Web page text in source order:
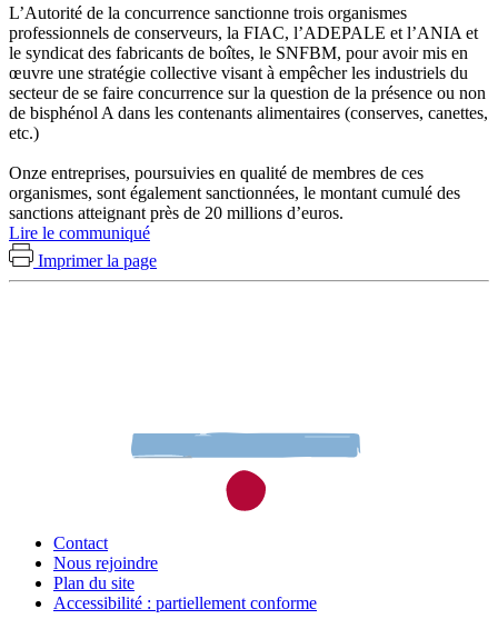
L’Autorité de la concurrence sanctionne trois organismes
professionnels de conserveurs, la FIAC, l’ADEPALE et l’ANIA et
le syndicat des fabricants de boîtes, le SNFBM, pour avoir mis en
œuvre une stratégie collective visant à empêcher les industriels du
secteur de se faire concurrence sur la question de la présence ou non
de bisphénol A dans les contenants alimentaires (conserves, canettes,
etc.)
Onze entreprises, poursuivies en qualité de membres de ces
organismes, sont également sanctionnées, le montant cumulé des
sanctions atteignant près de 20 millions d’euros.
Lire le communiqué
Imprimer la page
Contact
Nous rejoindre
Plan du site
Accessibilité : partiellement conforme